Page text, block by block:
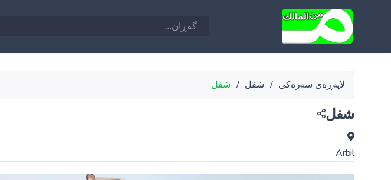
لاپەڕەی سەرەکی / شفل / شفل
شفل
Arbil